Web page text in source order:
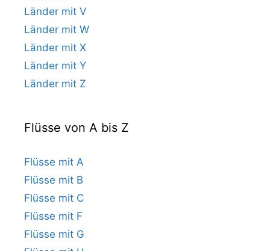
Länder mit V
Länder mit W
Länder mit X
Länder mit Y
Länder mit Z
Flüsse von A bis Z
Flüsse mit A
Flüsse mit B
Flüsse mit C
Flüsse mit F
Flüsse mit G